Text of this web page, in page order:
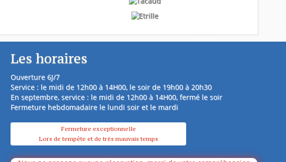
Les horaires
Ouverture 6J/7
Service : le midi de 12h00 à 14H00, le soir de 19h00 à 20h30
En septembre, service : le midi de 12h00 à 14H00, fermé le soir
Fermeture hebdomadaire le lundi soir et le mardi
Fermeture exceptionnelle
Lors de tempête et de très mauvais temps